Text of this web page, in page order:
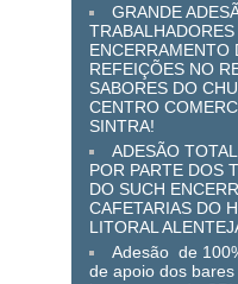
GRANDE
TRABALHADORES
ENCERRAMENTO
REFEIÇÕES NO
SABORES DO
CENTRO
SINTRA!
ADESÃO
POR PARTE DOS
DO SUCH
CAFETARIAS DO
LITORAL
Adesão de
de apoio dos